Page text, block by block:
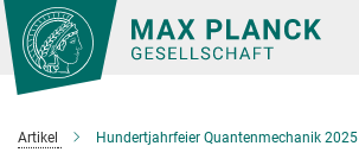
Hauptinhalt
Artikel Hundertjahrfeier Quantenmechanik 2025